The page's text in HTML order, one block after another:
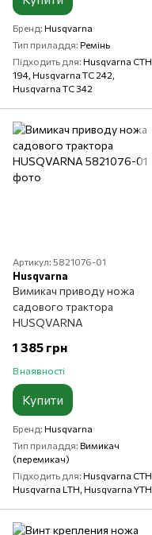
Бренд Husqvarna
Тип приладдя Ремінь
Підходить для Husqvarna CTH
194, Husqvarna TC 242,
Husqvarna TC 342
Артикул: 5821076-01
Husqvarna
Вимикач приводу ножа
садового трактора
HUSQVARNA
1 385 грн
В наявності
Купити
Бренд Husqvarna
Тип приладдя Вимикач
(перемикач)
Підходить для Husqvarna CTH,
Husqvarna LTH, Husqvarna YTH